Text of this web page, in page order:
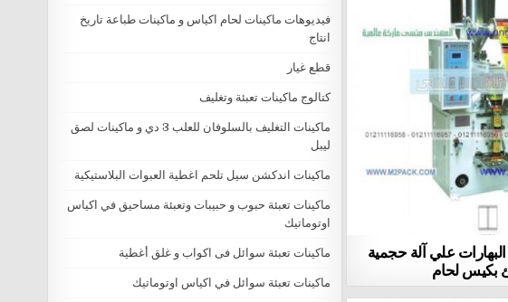
علي آلة حجمية
بكيس لحام
فيديوهات ماكينات لحام اكياس و ماكينات طباعة تاريخ
انتاج
قطع غيار
كتالوج ماكينات تعبئة وتغليف
ماكينات التغليف بالسلوفان للعلب 3 دي و ماكينات لصق
ليبل
ماكينات اندكشن سيل تلحم اغطية العبوات البلاستيكية
ماكينات تعبئة حبوب و حبيبات وتعبئة مساحيق في اكياس
اوتوماتيك
ماكينات تعبئة سوائل فى اكواب و غلق أغطية
ماكينات تعبئة سوائل في اكياس اوتوماتيك